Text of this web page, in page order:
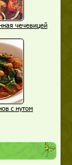
чечевицей
с нутом